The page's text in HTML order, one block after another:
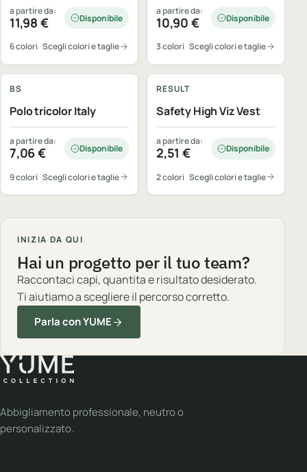
a partire da:
11,98 € Disponibile
6 colori Scegli colori e taglie
a partire da:
10,90 € Disponibile
3 colori Scegli colori e taglie
BS
Polo tricolor Italy
a partire da:
7,06€ Disponibile
9 colori Scegli colori e taglie
RESULT
Safety High Viz Vest
a partire da:
2,51€ Disponibile
2 colori Scegli colori e taglie
INIZIA DA QUI
Hai un progetto per il tuo team?
Raccontaci capi, quantita e risultato desiderato.
Ti aiutiamo a scegliere il percorso corretto.
Parla con YUME
Abbigliamento professionale, neutro o
personalizzato.